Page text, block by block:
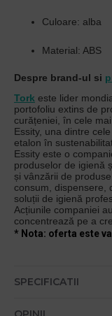
Culoare: alba
Material: ABS
Despre brand-ul si
Tork este lider
portofoliu extins de
curățeniei, în cele
Essity, una dintre
etalon în
Essity este o
produselor de igienă
și vânzării de
consum, dispensere,
soluții de igienă
Acțiunile companiei
concentrează pe a
* Nota: oferta este
SPECIFICATII